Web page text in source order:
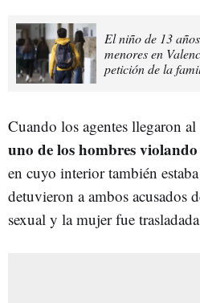
El niño de 13
menores en
petición de la
Cuando los agentes llegaron
uno de los hombres
en cuyo interior también
detuvieron a ambos acusados
sexual y la mujer fue